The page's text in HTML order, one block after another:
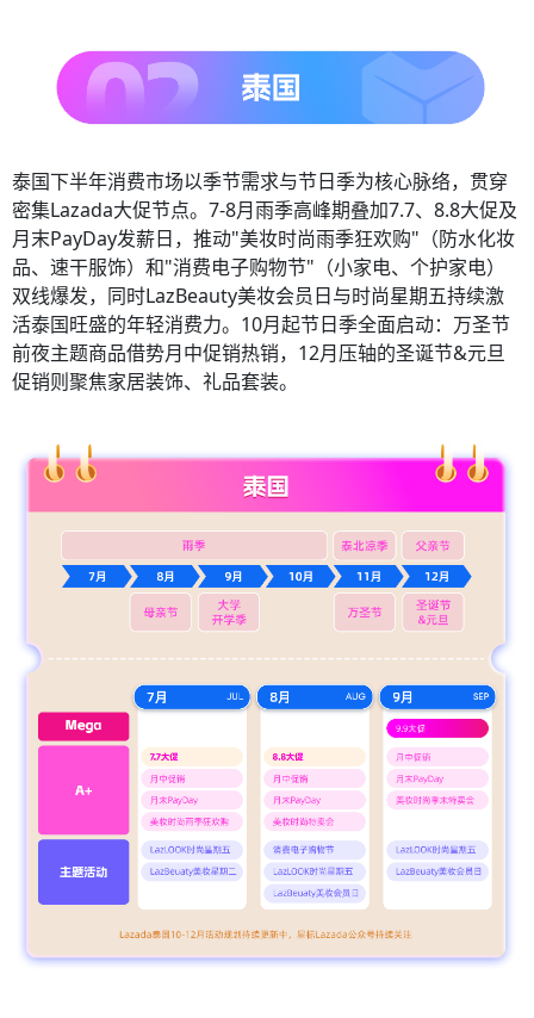
泰国下半年消费市场以季节需求与节日季为核心脉络，贯穿
密集Lazada大促节点。7-8月雨季高峰期叠加7.7、8.8大促及
月末PayDay发薪日，推动"美妆时尚雨季狂欢购"（防水化妆
品、速干服饰）和"消费电子购物节"（小家电、个护家电）
双线爆发，同时LazBeauty美妆会员日与时尚星期五持续激
活泰国旺盛的年轻消费力。10月起节日季全面启动：万圣节
前夜主题商品借势月中促销热销，12月压轴的圣诞节&元旦
促销则聚焦家居装饰、礼品套装。